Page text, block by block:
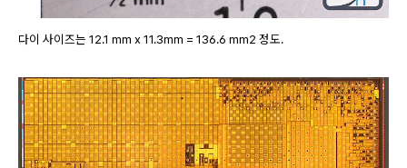
다이 사이즈는 12.1 mm x 11.3mm = 136.6 mm2 정도.